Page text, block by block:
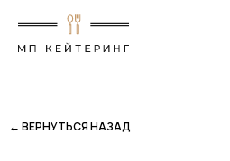
← ВЕРНУТЬСЯ НАЗАД